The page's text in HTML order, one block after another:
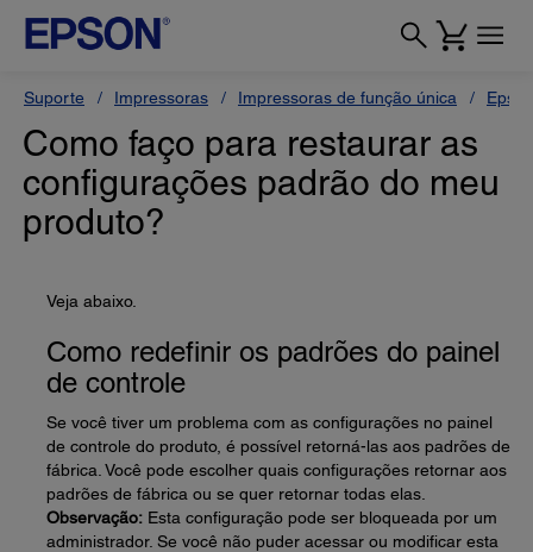
Suporte Impressoras Impressoras de função única
Como faço para restaurar as
configurações padrão do meu
produto?
Veja abaixo.
Como redefinir os padrões do painel
de controle
Se você tiver um problema com as configurações no painel
de controle do produto, é possível retorná-las aos padrões de
fábrica. Você pode escolher quais configurações retornar aos
padrões de fábrica ou se quer retornar todas elas.
Observação: Esta configuração pode ser bloqueada por um
administrador. Se você não puder acessar ou modificar esta